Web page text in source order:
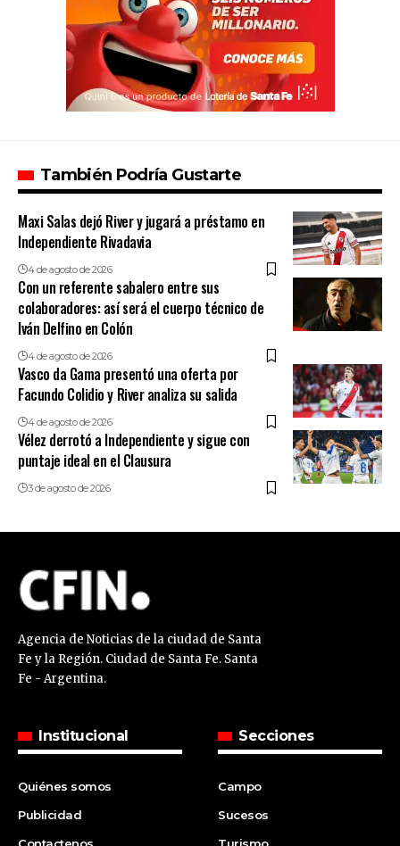
También Podría Gustarte
Maxi Salas dejó River y jugará a préstamo en
Independiente Rivadavia
4 de agosto de 2026
Con un referente sabalero entre sus
colaboradores: así será el cuerpo técnico de
Iván Delfino en Colón
4 de agosto de 2026
Vasco da Gama presentó una oferta por
Facundo Colidio y River analiza su salida
4 de agosto de 2026
Vélez derrotó a Independiente y sigue con
puntaje ideal en el Clausura
3 de agosto de 2026
Agencia de Noticias de la ciudad de Santa
Fe y la Región. Ciudad de Santa Fe. Santa
Fe - Argentina.
Institucional
Quiénes somos
Publicidad
Secciones
Campo
Sucesos